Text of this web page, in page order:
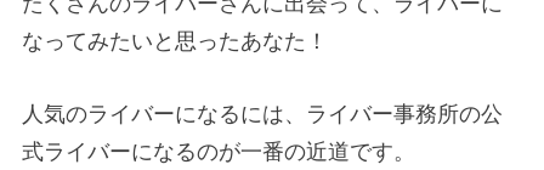
なってみたいと思ったあなた！
人気のライバーになるには、ライバー事務所の公
式ライバーになるのが一番の近道です。